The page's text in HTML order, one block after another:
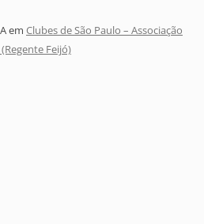
em Clubes de São Paulo – Associação
Feijó)